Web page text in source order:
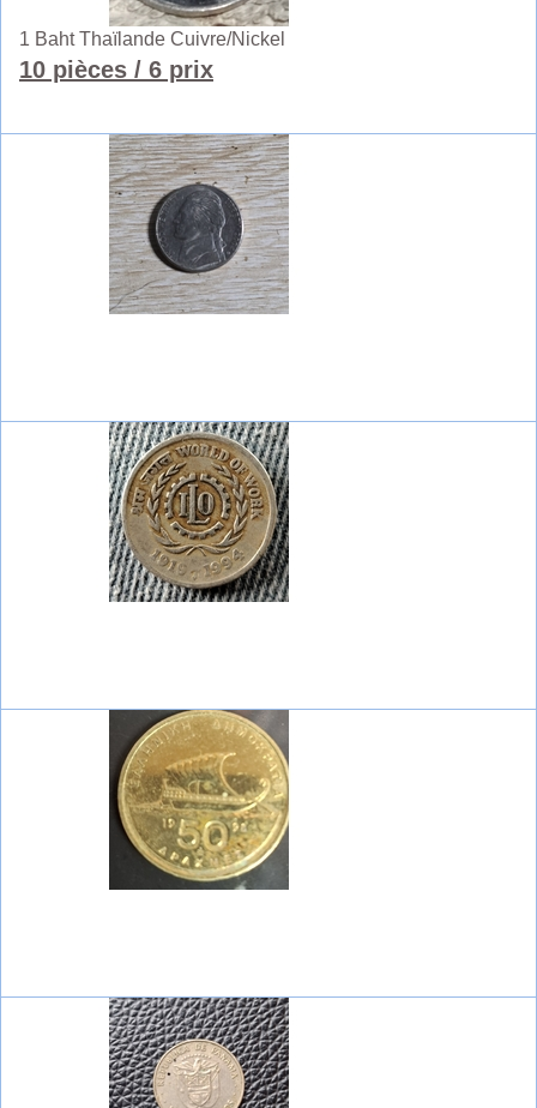
1 Baht Thaïlande Cuivre/Nickel
10 pièces / 6 prix